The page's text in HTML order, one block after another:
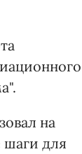
на
шаги для